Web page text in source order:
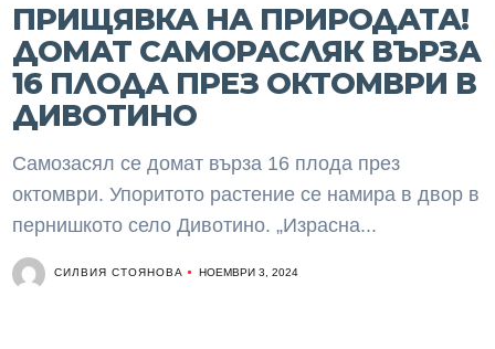
ПРИЩЯВКА НА ПРИРОДАТА!
ДОМАТ САМОРАСЛЯК ВЪРЗА
16 ПЛОДА ПРЕЗ ОКТОМВРИ В
ДИВОТИНО
Самозасял се домат върза 16 плода през
октомври. Упоритото растение се намира в двор в
пернишкото село Дивотино. „Израсна...
СИЛВИЯ СТОЯНОВА НОЕМВРИ 3, 2024